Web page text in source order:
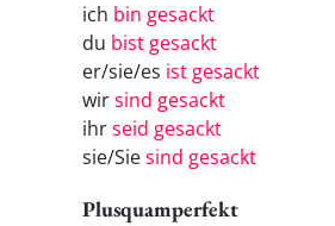
ich bin gesackt
du bist gesackt
er/sie/es ist gesackt
wirsind gesackt
ihrseid gesackt
sie/Siesind gesackt
Plusquamperfekt